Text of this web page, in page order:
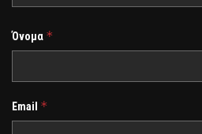
Όνομα *
Email *